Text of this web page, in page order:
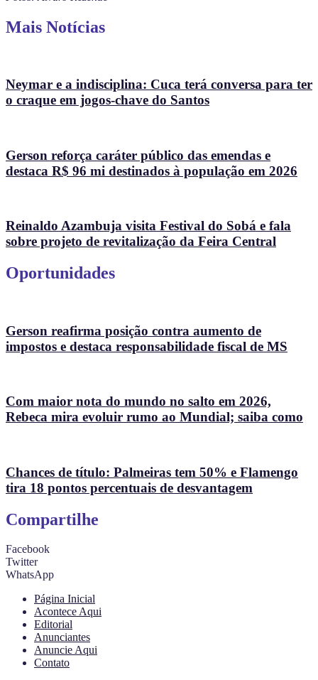
Mais Notícias
Neymar e a indisciplina: Cuca terá conversa para ter
o craque em jogos-chave do Santos
Gerson reforça caráter público das emendas e
destaca R$ 96 mi destinados à população em 2026
Reinaldo Azambuja visita Festival do Sobá e fala
sobre projeto de revitalização da Feira Central
Oportunidades
Gerson reafirma posição contra aumento de
impostos e destaca responsabilidade fiscal de MS
Com maior nota do mundo no salto em 2026,
Rebeca mira evoluir rumo ao Mundial; saiba como
Chances de título: Palmeiras tem 50% e Flamengo
tira 18 pontos percentuais de desvantagem
Compartilhe
Facebook
Twitter
WhatsApp
Página Inicial
Acontece Aqui
Editorial
Anunciantes
Anuncie Aqui
Contato